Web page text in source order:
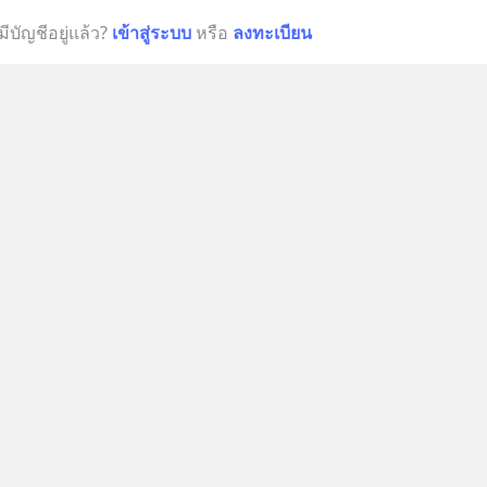
บัญชีอยู่แล้ว? เข้าสู่ระบบ หรือ ลงทะเบียน